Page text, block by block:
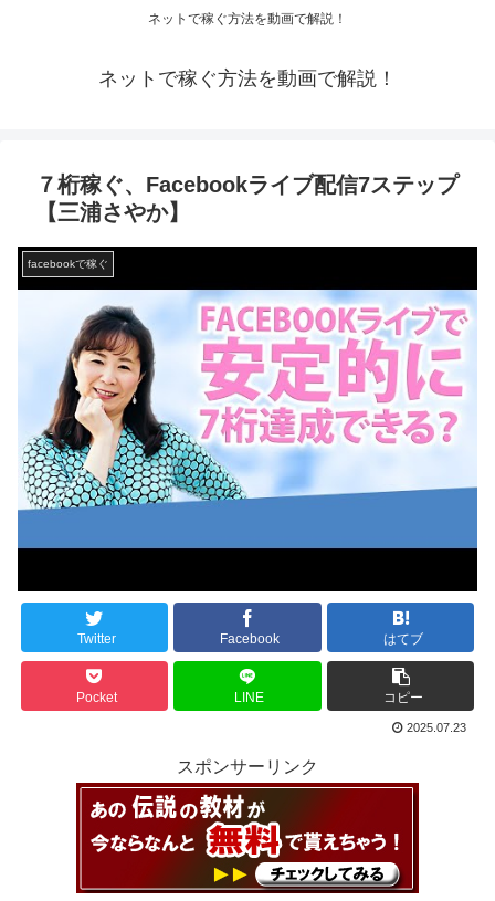
ネットで稼ぐ方法を動画で解説！
ネットで稼ぐ方法を動画で解説！
７桁稼ぐ、Facebookライブ配信7ステップ
【三浦さやか】
facebookで稼ぐ
Twitter Facebook はてブ
Pocket LINE コピー
2025.07.23
スポンサーリンク